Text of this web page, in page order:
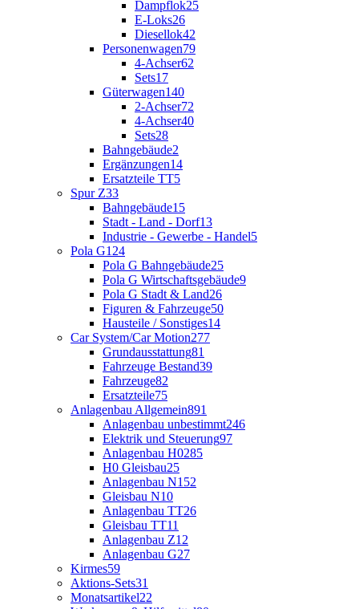
Dampflok25
E-Loks26
Diesellok42
Personenwagen79
4-Achser62
Sets17
Güterwagen140
2-Achser72
4-Achser40
Sets28
Bahngebäude2
Ergänzungen14
Ersatzteile TT5
Spur Z33
Bahngebäude15
Stadt - Land - Dorf13
Industrie - Gewerbe - Handel5
Pola G124
Pola G Bahngebäude25
Pola G Wirtschaftsgebäude9
Pola G Stadt & Land26
Figuren & Fahrzeuge50
Hausteile / Sonstiges14
Car System/Car Motion277
Grundausstattung81
Fahrzeuge Bestand39
Fahrzeuge82
Ersatzteile75
Anlagenbau Allgemein891
Anlagenbau unbestimmt246
Elektrik und Steuerung97
Anlagenbau H0285
H0 Gleisbau25
Anlagenbau N152
Gleisbau N10
Anlagenbau TT26
Gleisbau TT11
Anlagenbau Z12
Anlagenbau G27
Kirmes59
Aktions-Sets31
Monatsartikel22